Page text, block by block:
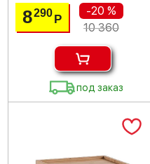
8290Р
-20 %
10 360
под заказ